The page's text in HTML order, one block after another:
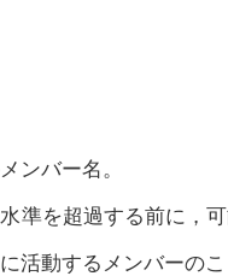
ンバー名。
準を超過する前に，
活動するメンバーのこ